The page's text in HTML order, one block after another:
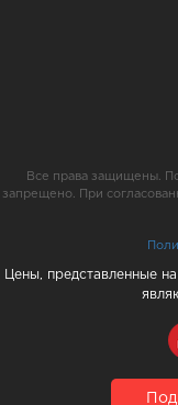
Все права защищены.
запрещено. При
Цены, представленные